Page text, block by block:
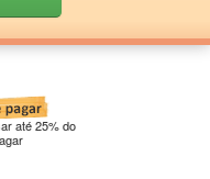
até 25% do